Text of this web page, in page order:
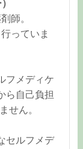
師。
っていま
フメディケ
ら自己負担
せん。
セルフメデ